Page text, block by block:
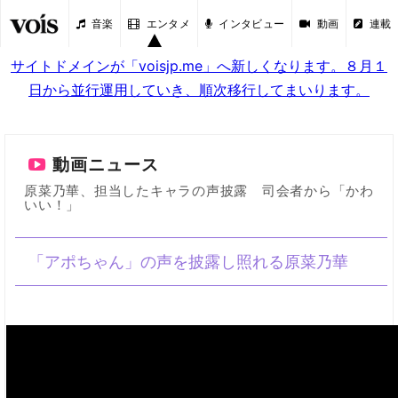
音楽 エンタメ インタビュー 動画 連載
サイトドメインが「voisjp.me」へ新しくなります。８月１
日から並行運用していき、順次移行してまいります。
動画ニュース
原菜乃華、担当したキャラの声披露 司会者から「かわ
いい！」
「アポちゃん」の声を披露し照れる原菜乃華